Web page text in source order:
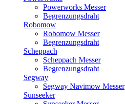
Powerworks Messer
Begrenzungsdraht
Robomow
Robomow Messer
Begrenzungsdraht
Scheppach
Scheppach Messer
Begrenzungsdraht
Segway
Segway Navimow Messer
Sunseeker